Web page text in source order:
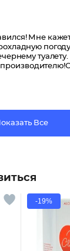
Мне
Все
-19%